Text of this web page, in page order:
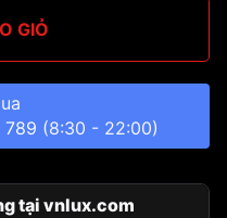
GIỎ
789 (8:30 - 22:00)
tại vnlux.com